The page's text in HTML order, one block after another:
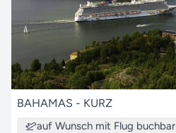
BAHAMAS - KURZ
auf Wunsch mit Flug buchbar